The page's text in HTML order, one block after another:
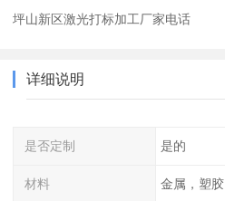
坪山新区激光打标加工厂家电话
详细说明
是否定制 是的
材料 金属，塑胶